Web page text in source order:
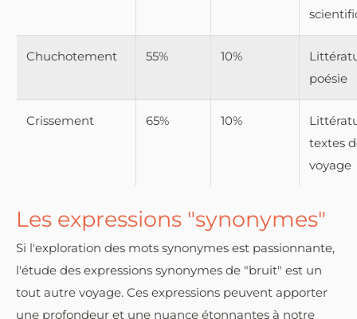
Chuchotement 55% 10%
poésie
Crissement 65% 10%
textes
voyage
Les expressions "synonymes"
Si l'exploration des mots synonymes est passionnante,
l'étude des expressions synonymes de "bruit" est un
tout autre voyage. Ces expressions peuvent apporter
une profondeur et une nuance étonnantes à notre